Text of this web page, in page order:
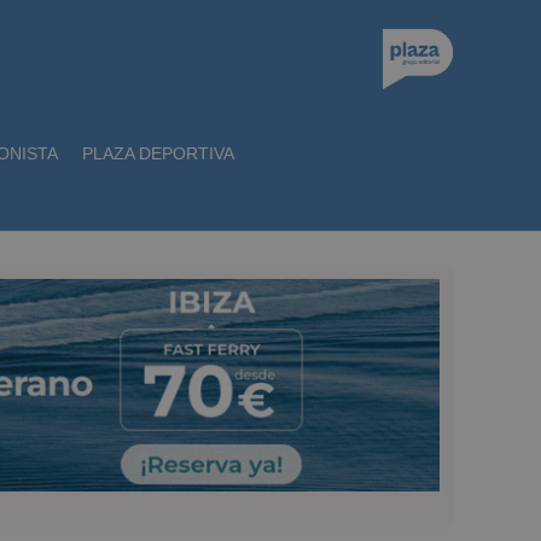
PLAZA DEPORTIVA